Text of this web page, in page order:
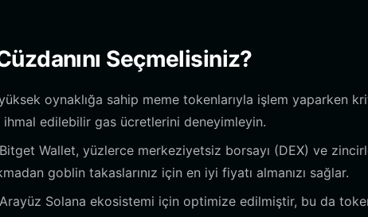
Seçmelisiniz?
oynaklığa sahip meme tokenlarıyla işlem yaparken
ihmal edilebilir gas ücretlerini deneyimleyin.
Bitget Wallet, yüzlerce merkeziyetsiz borsayı (DEX) ve
goblin takaslarınız için en iyi fiyatı almanızı sağlar.
Arayüz Solana ekosistemi için optimize edilmiştir, bu da